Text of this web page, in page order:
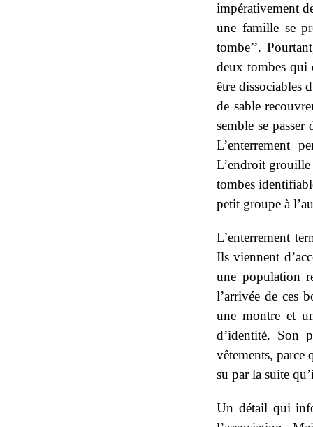
impérativement
une famille se
tombe’’.
deux tombes qui
être dissociables
de sable
semble se
L’enterrement
L’endroit grouille
tombes
petit groupe à
L’enterrement
Ils viennent
une population
l’arrivée de ces
une montre et
d’identité. Son
vêtements, parce
su par la suite
Un détail qui